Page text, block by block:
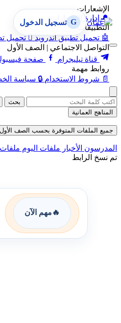
الإشعارات
🔔 إدارة الإشعارات
التطبيقات
🤖 تحميل تطبيق أندرويد  تحميل
التواصل الاجتماعي | الصف الأول
قناة تيليجرام
صفحة
روابط مهمة
📄 شروط الاستخدام 🔒 سياسة
G تسجيل الدخول
بحث
المناهج العمانية
جميع الملفات المتوفرة بحسب الصف الأول
المدرسون الأخبار ملفات اليوم
تم نسخ الرابط
🔥 مهم الآن